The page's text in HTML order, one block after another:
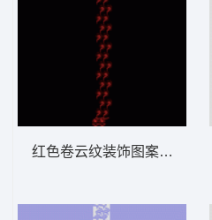
红色卷云纹装饰图案 窗帘版带